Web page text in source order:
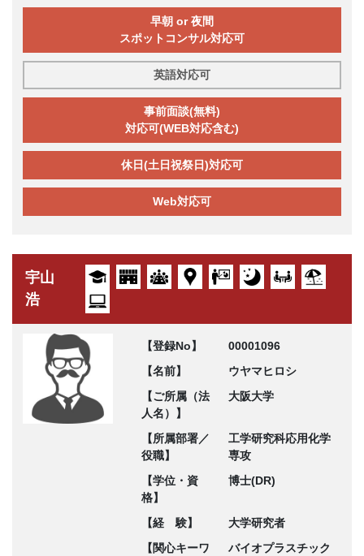
早朝 or 夜間
スポットコンサル対応可
英語対応可
事前面談(無料)
対応可(WEB対応含む)
休日(土日祝祭日)対応可
Web対応可
宇山
浩
【登録No】
00001096
【名前】
ウヤマヒロシ
【ご所属（法
人名）】
大阪大学
【所属部署／
役職】
工学研究科応用化学
専攻
【学位・資
格】
博士(DR)
【経 験】
大学研究者
【関心キーワ
バイオプラスチック